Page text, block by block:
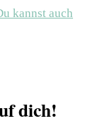
kannst auch
dich!